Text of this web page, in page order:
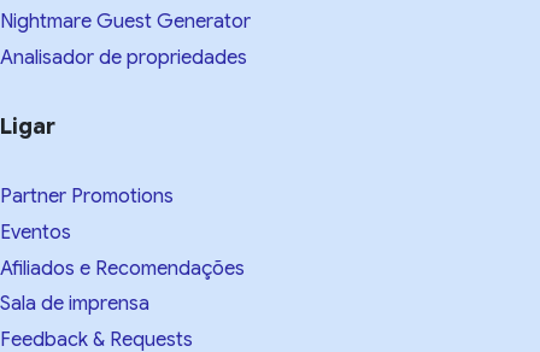
Nightmare Guest Generator
Analisador de propriedades
Ligar
Partner Promotions
Eventos
Afiliados e Recomendações
Sala de imprensa
Feedback & Requests